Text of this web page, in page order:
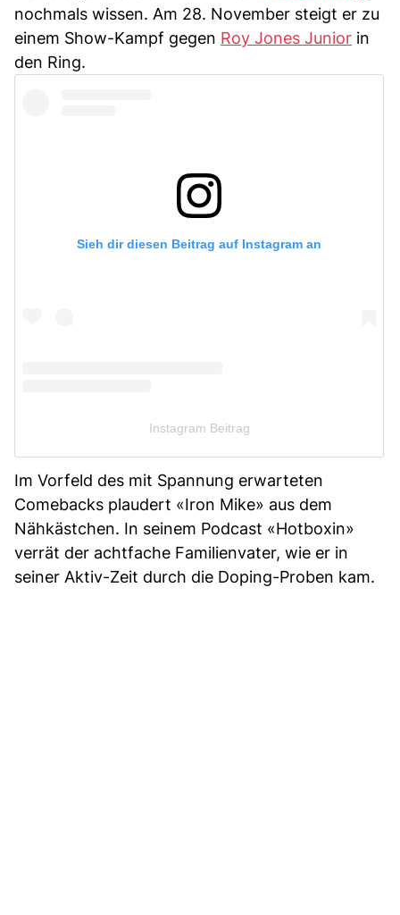
nochmals wissen. Am 28. November steigt er zu
einem Show-Kampf gegen Roy Jones Junior in
den Ring.
Sieh dir diesen Beitrag auf Instagram an
Instagram Beitrag
Im Vorfeld des mit Spannung erwarteten
Comebacks plaudert «Iron Mike» aus dem
Nähkästchen. In seinem Podcast «Hotboxin»
verrät der achtfache Familienvater, wie er in
seiner Aktiv-Zeit durch die Doping-Proben kam.